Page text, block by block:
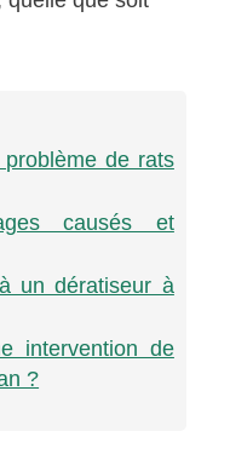
de rats
causés et
un dératiseur à
intervention de
?